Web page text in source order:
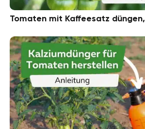
Tomaten mit Kaffeesatz